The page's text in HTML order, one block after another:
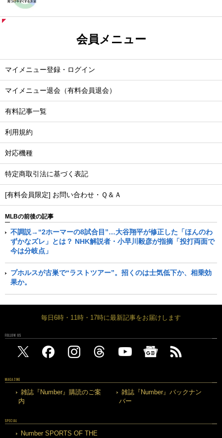
会員メニュー
マイメニュー登録・ログイン
マイメニュー退会（有料会員退会）
有料記事一覧
利用規約
対応機種
特定商取引法に基づく表記
[有料会員限定] お問い合わせ・Ｑ＆Ａ
MLBの前後の記事
不調説→“2ホーマーの8試合目”…大谷翔平が修正した「ほんのわ
ずかなズレ」とは？ NHK解説者・小早川毅彦が指摘「投打両面で
今は分岐点」
プホルスが古巣で“ラストツアー”。招くのは士気低下か、相乗効
果か。
毎日6時・11時・17時に最新記事をお届けします
FOLLOW US
MAGAZINE
雑誌『Number』購読のご案
内
雑誌『Number』バックナン
バー
SPECIAL
Number SPORTS OF THE